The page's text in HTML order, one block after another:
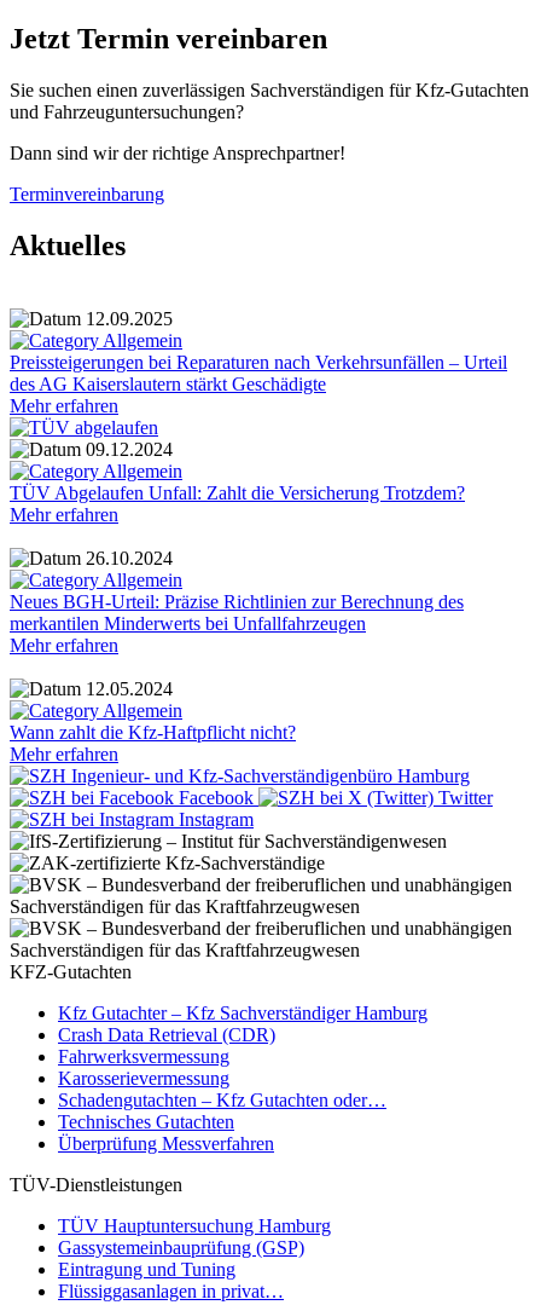
Jetzt Termin vereinbaren
Sie suchen einen zuverlässigen Sachverständigen für Kfz-Gutachten
und Fahrzeuguntersuchungen?
Dann sind wir der richtige Ansprechpartner!
Terminvereinbarung
Aktuelles
12.09.2025
Allgemein
Preissteigerungen bei Reparaturen nach Verkehrsunfällen – Urteil
des AG Kaiserslautern stärkt Geschädigte
Mehr erfahren
09.12.2024
Allgemein
TÜV Abgelaufen Unfall: Zahlt die Versicherung Trotzdem?
Mehr erfahren
26.10.2024
Allgemein
Neues BGH-Urteil: Präzise Richtlinien zur Berechnung des
merkantilen Minderwerts bei Unfallfahrzeugen
Mehr erfahren
12.05.2024
Allgemein
Wann zahlt die Kfz-Haftpflicht nicht?
Mehr erfahren
Facebook
Twitter
Instagram
KFZ-Gutachten
Kfz Gutachter – Kfz Sachverständiger Hamburg
Crash Data Retrieval (CDR)
Fahrwerksvermessung
Karosserievermessung
Schadengutachten – Kfz Gutachten oder…
Technisches Gutachten
Überprüfung Messverfahren
TÜV-Dienstleistungen
TÜV Hauptuntersuchung Hamburg
Gassystemeinbauprüfung (GSP)
Eintragung und Tuning
Flüssiggasanlagen in privat…